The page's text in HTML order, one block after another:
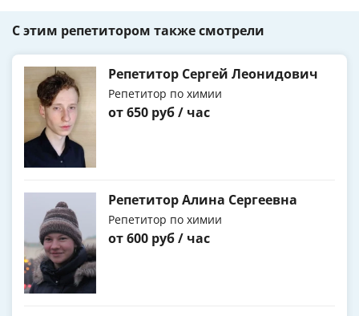
С этим репетитором также смотрели
Репетитор Сергей Леонидович
Репетитор по химии
от 650 руб / час
Репетитор Алина Сергеевна
Репетитор по химии
от 600 руб / час